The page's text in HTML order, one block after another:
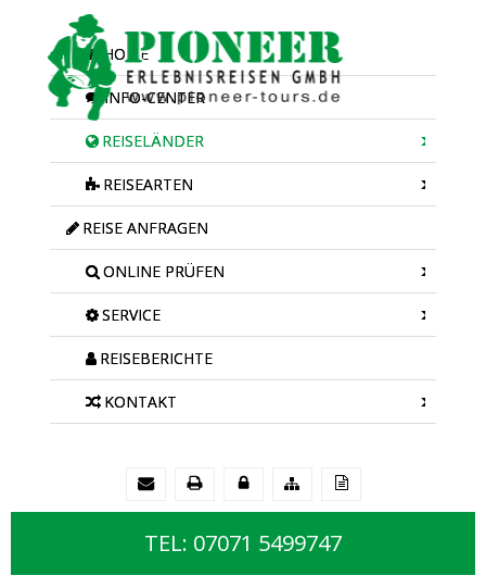
HOME
INFO-CENTER
REISELÄNDER
REISEARTEN
REISE ANFRAGEN
ONLINE PRÜFEN
SERVICE
REISEBERICHTE
KONTAKT
TEL: 07071 5499747